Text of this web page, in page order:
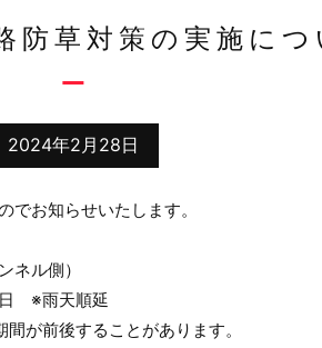
防草対策の実施に
2024年2月28日
でお知らせいたします。
ネル側）
日 ※雨天順延
前後することがあります。